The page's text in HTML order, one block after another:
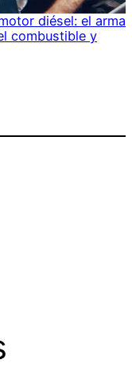
diésel: el arma
combustible y